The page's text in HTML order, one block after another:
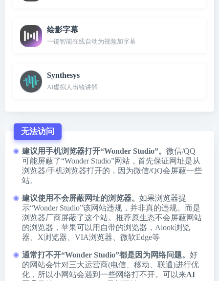
绘影字幕
一键智能在线自动为视频加字幕
Synthesys
AI虚拟人出镜讲解
无法访问
建议用手机浏览器打开“Wonder Studio”。 微信/QQ
可能屏蔽了“Wonder Studio”网站，首先保证网址是从
浏览器/手机浏览器打开的，因为微信/QQ会屏蔽一些
站。
建议使用不会屏蔽网址的浏览器。 如果浏览器提
示“Wonder Studio”该网站违规，并非真的违规。而是
浏览器厂商屏蔽了这个站。推荐原生态不会屏蔽网站
的浏览器，苹果可以用自带的浏览器， Alook浏览
器
X浏览器 VIA浏览器 微软Edge等
通常打不开“Wonder Studio”都是因为网络问题。 好
的网站会针对三大运营商(电信、移动、联通)进行优
化，所以小网站会遇到一些网络打不开。可以来AI